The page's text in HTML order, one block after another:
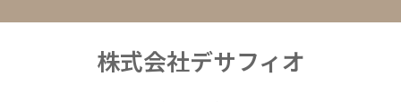
株式会社デサフィオ